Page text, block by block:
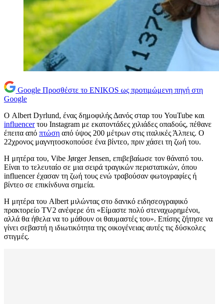
Google Προσθέστε το ENIKOS ως προτιμώμενη πηγή στη
Google
Ο Albert Dyrlund, ένας δημοφιλής Δανός σταρ του YouTube και
influencerτου Instagram με εκατοντάδες χιλιάδες οπαδούς, πέθανε
έπειτα από πτώση από ύψος 200 μέτρων στις ιταλικές Άλπεις. Ο
22χρονος μαγνητοσκοπούσε ένα βίντεο, πριν χάσει τη ζωή του.
Η μητέρα του, Vibe Jørger Jensen, επιβεβαίωσε τον θάνατό του.
Είναι το τελευταίο σε μια σειρά τραγικών περιστατικών, όπου
influencer έχασαν τη ζωή τους ενώ τραβούσαν φωτογραφίες ή
βίντεο σε επικίνδυνα σημεία.
Η μητέρα του Albert μιλώντας στο δανικό ειδησεογραφικό
πρακτορείο TV2 ανέφερε ότι «Είμαστε πολύ στεναχωρημένοι,
αλλά θα ήθελα να το μάθουν οι θαυμαστές του». Επίσης ζήτησε να
γίνει σεβαστή η ιδιωτικότητα της οικογένειας αυτές τις δύσκολες
στιγμές.